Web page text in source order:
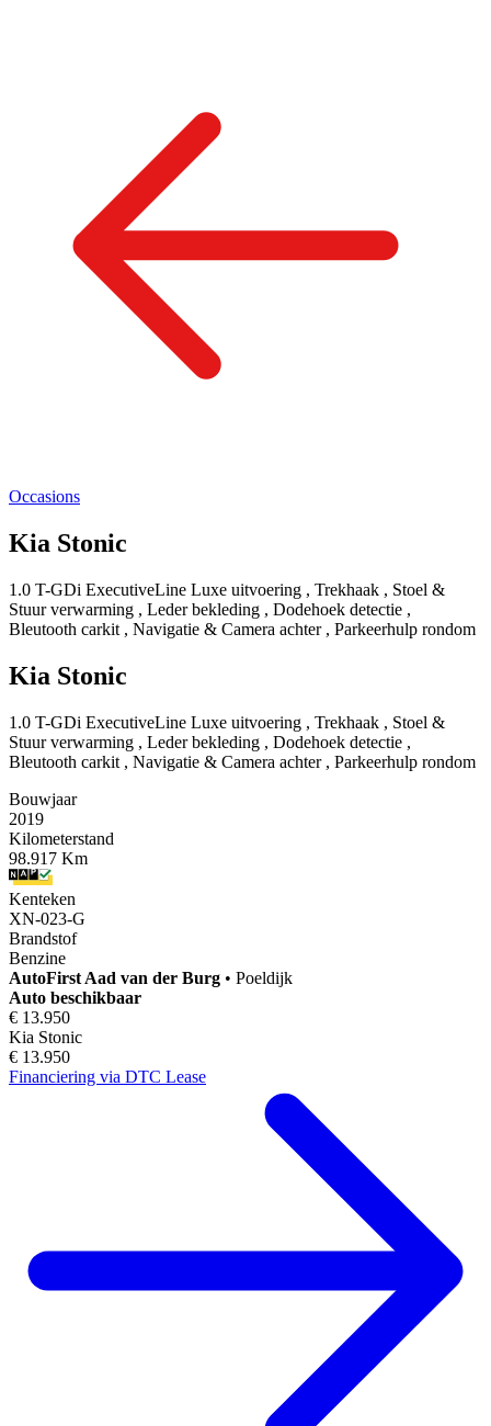
Occasions
Kia Stonic
1.0 T-GDi ExecutiveLine Luxe uitvoering , Trekhaak , Stoel &
Stuur verwarming , Leder bekleding , Dodehoek detectie ,
Bleutooth carkit , Navigatie & Camera achter , Parkeerhulp rondom
Kia Stonic
1.0 T-GDi ExecutiveLine Luxe uitvoering , Trekhaak , Stoel &
Stuur verwarming , Leder bekleding , Dodehoek detectie ,
Bleutooth carkit , Navigatie & Camera achter , Parkeerhulp rondom
Bouwjaar
2019
Kilometerstand
98.917 Km
Kenteken
XN-023-G
Brandstof
Benzine
AutoFirst Aad van der Burg • Poeldijk
Auto beschikbaar
€ 13.950
Kia Stonic
€ 13.950
Financiering via DTC Lease